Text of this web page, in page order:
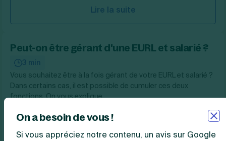
Lire la suite
Peut-on être gérant d'une EURL et salarié ?
3 min
Vous souhaitez être à la fois gérant de votre EURL et salarié ?
Dans certains cas, il est possible de cumuler ces deux
fonctions. On vous explique.
Lire la suite
On a besoin de vous !
Si vous appréciez notre contenu, un avis sur Google